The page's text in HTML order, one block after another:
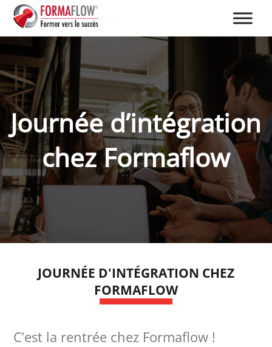
Journée d’intégration
chez Formaflow
JOURNÉE D'INTÉGRATION CHEZ
FORMAFLOW
C’est la rentrée chez Formaflow !